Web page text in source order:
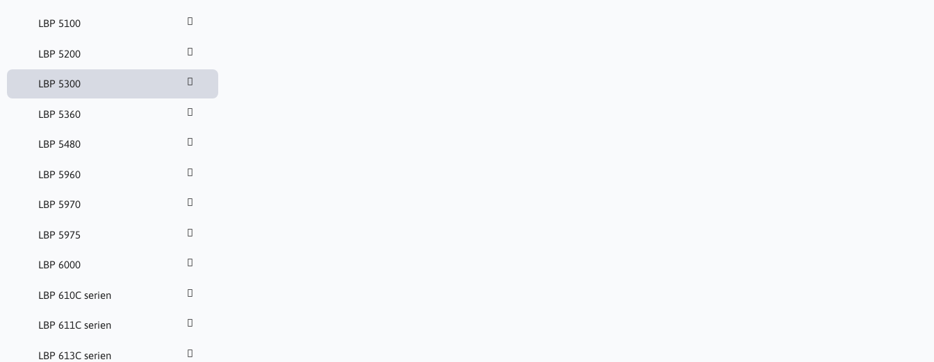
LBP 5100
LBP 5200
LBP 5300
LBP 5360
LBP 5480
LBP 5960
LBP 5970
LBP 5975
LBP 6000
LBP 610C serien
LBP 611C serien
LBP 613C serien